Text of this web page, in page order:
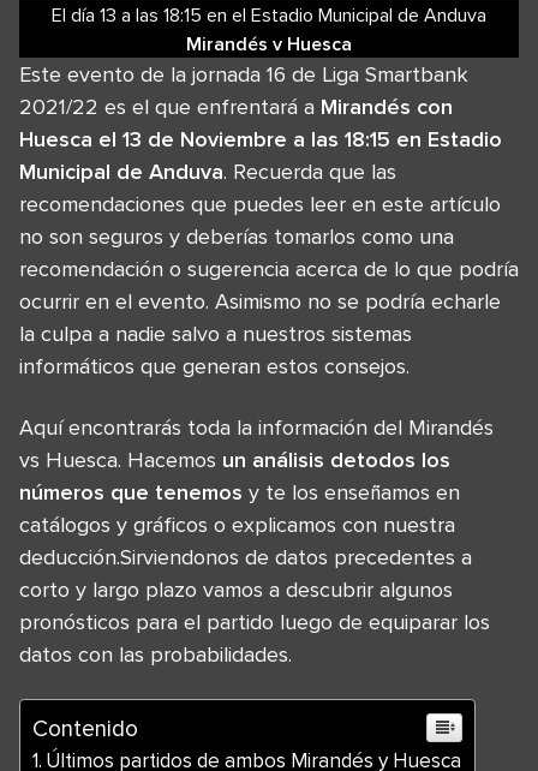
El día 13 a las 18:15 en el Estadio Municipal de Anduva
Mirandés v Huesca
Este evento de la jornada 16 de Liga Smartbank
2021/22 es el que enfrentará a Mirandés con
Huesca el 13 de Noviembre a las 18:15 en Estadio
Municipal de Anduva. Recuerda que las
recomendaciones que puedes leer en este artículo
no son seguros y deberías tomarlos como una
recomendación o sugerencia acerca de lo que podría
ocurrir en el evento. Asimismo no se podría echarle
la culpa a nadie salvo a nuestros sistemas
informáticos que generan estos consejos.
Aquí encontrarás toda la información del Mirandés
vs Huesca. Hacemos un análisis detodos los
números que tenemos y te los enseñamos en
catálogos y gráficos o explicamos con nuestra
deducción.Sirviendonos de datos precedentes a
corto y largo plazo vamos a descubrir algunos
pronósticos para el partido luego de equiparar los
datos con las probabilidades.
Contenido
Últimos partidos de ambos Mirandés y Huesca